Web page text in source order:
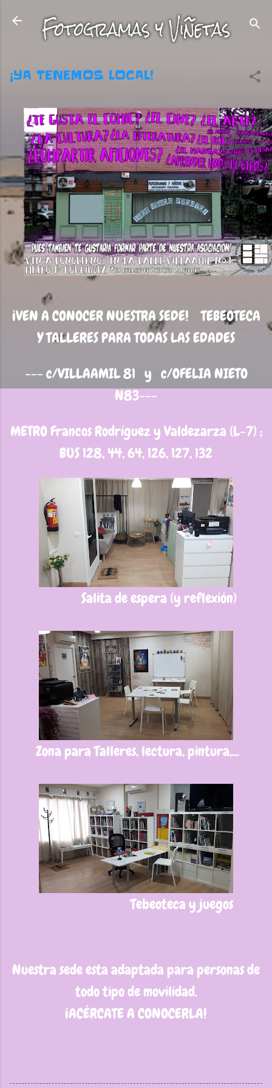
Ir al contenido principal
¡YA TENEMOS LOCAL!
¡VEN A CONOCER NUESTRA SEDE! TEBEOTECA
Y TALLERES PARA TODAS LAS EDADES
--- c/VILLAAMIL 81 y c/OFELIA NIETO
N83---
METRO Francos Rodríguez y Valdezarza (L-7) ;
BUS 128, 44, 64, 126, 127, 132
Salita de espera (y reflexión)
Zona para Talleres, lectura, pintura,...
Tebeoteca y juegos
Nuestra sede esta adaptada para personas de
todo tipo de movilidad.
¡ACÉRCATE A CONOCERLA!